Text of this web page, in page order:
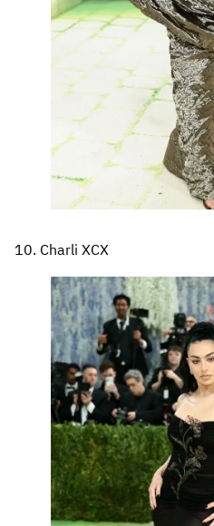
10. Charli XCX